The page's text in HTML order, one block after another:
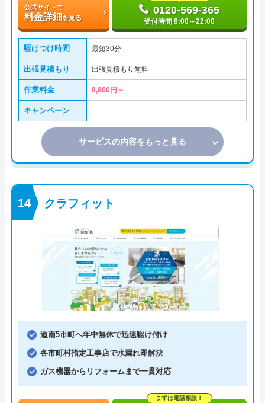
公式サイトで
料金詳細を見る
0120-569-365
受付時間 8:00～22:00
駆けつけ時間 最短30分
出張見積もり 出張見積もり無料
作業料金 8,800円～
キャンペーン ―
サービスの内容をもっと見る
クラフィット
道南5市町へ年中無休で迅速駆け付け
各市町村指定工事店で水漏れ即解決
ガス機器からリフォームまで一貫対応
まずは電話相談！